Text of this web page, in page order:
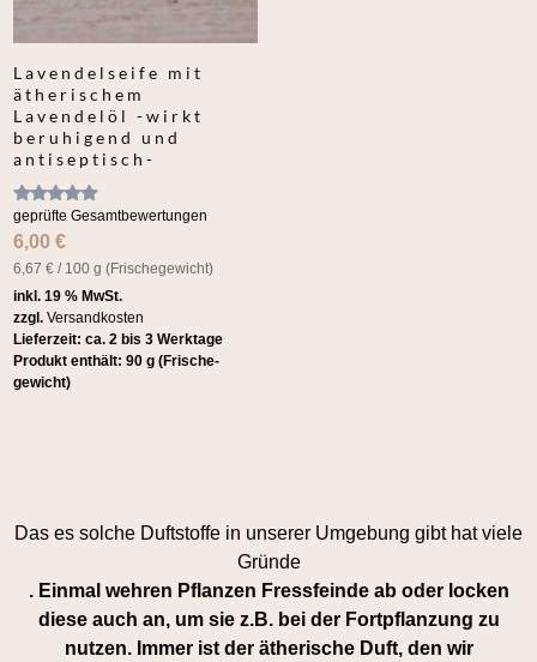
Lavendelseife mit
ätherischem
Lavendelöl -wirkt
beruhigend und
antiseptisch-
Bewertet
mit
4.80
von 5
geprüfte Gesamtbewertungen
6,00€
6,67€ / 100 g (Frische­gewicht)
inkl. 19 % MwSt.
zzgl.Versandkosten
Lieferzeit:ca. 2 bis 3 Werktage
Produkt enthält: 90g (Frische­
gewicht)
Das es solche Duftstoffe in unserer Umgebung gibt hat viele
Gründe
. Einmal wehren Pflanzen Fressfeinde ab oder locken
diese auch an, um sie z.B. bei der Fortpflanzung zu
nutzen. Immer ist der ätherische Duft, den wir